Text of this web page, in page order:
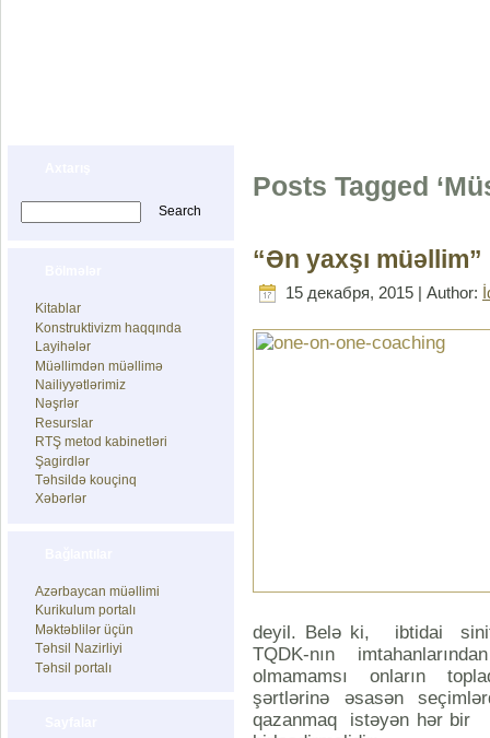
Kitablar
Konstruktivizm haqqında
Layihələr
Müəllimdən müəllimə
Nailiyyətlərimiz
Nəşrlər
Resurslar
RTŞ metod kabinetləri
Şagirdlər
Təhsildə kouçinq
Xəbərlər
Azərbaycan müəllimi
Kurikulum portalı
Məktəblilər üçün
Təhsil Nazirliyi
Təhsil portalı
Posts Tagged
“Ən yaxşı müəllim”
15 декабря, 2015 | Author:
deyil. Belə ki, ibtidai
TQDK-nın
olmamamsı onların
şərtlərinə əsasən
qazanmaq istəyən hər bir